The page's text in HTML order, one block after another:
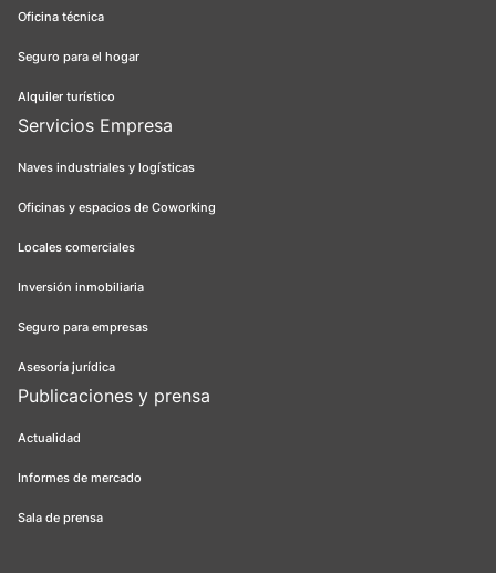
Oficina técnica
Seguro para el hogar
Alquiler turístico
Servicios Empresa
Naves industriales y logísticas
Oficinas y espacios de Coworking
Locales comerciales
Inversión inmobiliaria
Seguro para empresas
Asesoría jurídica
Publicaciones y prensa
Actualidad
Informes de mercado
Sala de prensa